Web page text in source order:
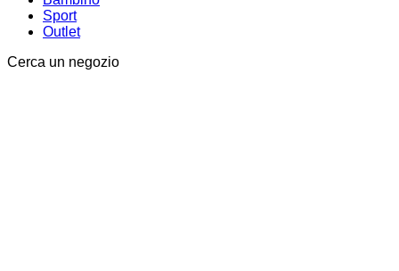
Sport
Outlet
Cerca un negozio